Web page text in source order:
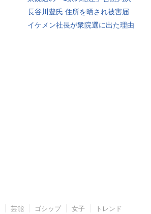
長谷川豊氏 住所を晒され被害届
イケメン社長が衆院選に出た理由
芸能 ゴシップ 女子 トレンド